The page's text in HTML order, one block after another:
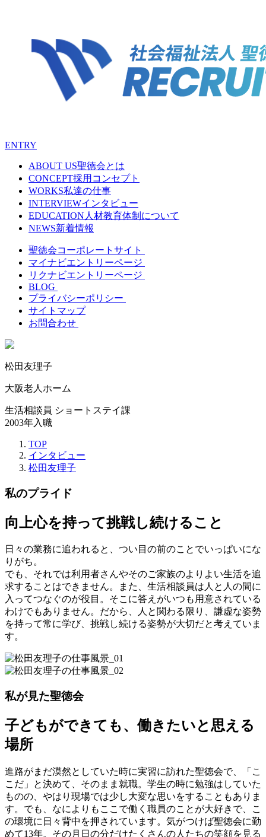
ENTRY
ABOUT US聖徳会とは
CONCEPT採用コンセプト
WORKS私達の仕事
INTERVIEWインタビュー
EDUCATION 人材教育体制について
NEWS新着情報
聖徳会コーポレートサイト
マイナビエントリーページ
リクナビエントリーページ
BLOG
プライバシーポリシー
サイトマップ
お問合わせ
松田友理子
大阪老人ホーム
生活相談員 ショートステイ課
2003年入職
TOP
インタビュー
松田友理子
私のプライド
向上心を持って挑戦し続けること
日々の業務に追われると、つい目の前のことでいっぱいにな
りがち。
でも、それでは利用者さんやそのご家族のよりよい生活を追
求することはできません。また、生活相談員は人と人の間に
入ってつなぐのが役目。そこに答えがいつも用意されている
わけでもありません。だから、人と関わる限り、謙虚な姿勢
を持って常に学び、挑戦し続ける姿勢が大切だと考えていま
す。
私が見た聖徳会
子どもができても、働きたいと思える
場所
進路がまだ漠然としていた時に実習に訪れた聖徳会で、「こ
こだ」と決めて、そのまま就職。学生の時に勉強はしていた
ものの、やはり現場では少し大変な思いをすることもありま
す。でも、なによりもここで働く職員のことが大好きで、こ
の環境に日々背中を押されています。気がつけば聖徳会に勤
めて13年。その月日の分だけたくさんの人たちの笑顔を見る